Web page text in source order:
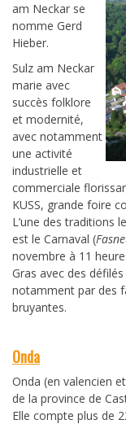
am Neckar se
nomme Gerd
Hieber.
Sulz am Neckar
marie avec
succès folklore
et modernité,
avec notamment
une activité
industrielle et
commerciale
KUSS, grande foire
L’une des traditions
est le Carnaval (
novembre à 11
Gras avec des
notamment par des
bruyantes.
Onda
Onda (en valencien
de la province de
Elle compte plus de